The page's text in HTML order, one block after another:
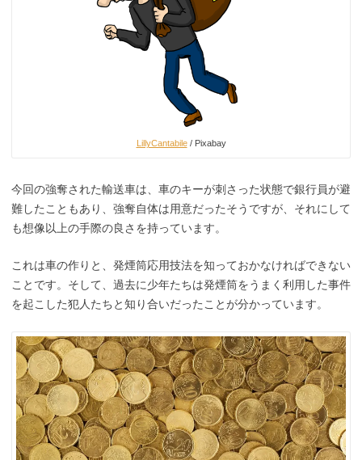
LillyCantabile/ Pixabay
今回の強奪された輸送車は、車のキーが刺さった状態で銀行員が避
難したこともあり、強奪自体は用意だったそうですが、それにして
も想像以上の手際の良さを持っています。
これは車の作りと、発煙筒応用技法を知っておかなければできない
ことです。そして、過去に少年たちは発煙筒をうまく利用した事件
を起こした犯人たちと知り合いだったことが分かっています。